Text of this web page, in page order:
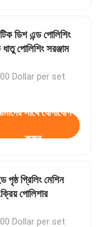
ডিশ এন্ড পোলিশিং
পোলিশিং সরঞ্জাম
Dollar per set
সাথে যোগাযোগ
করুন
গ্রিলিং মেশিন
পোলিশার
Dollar per set